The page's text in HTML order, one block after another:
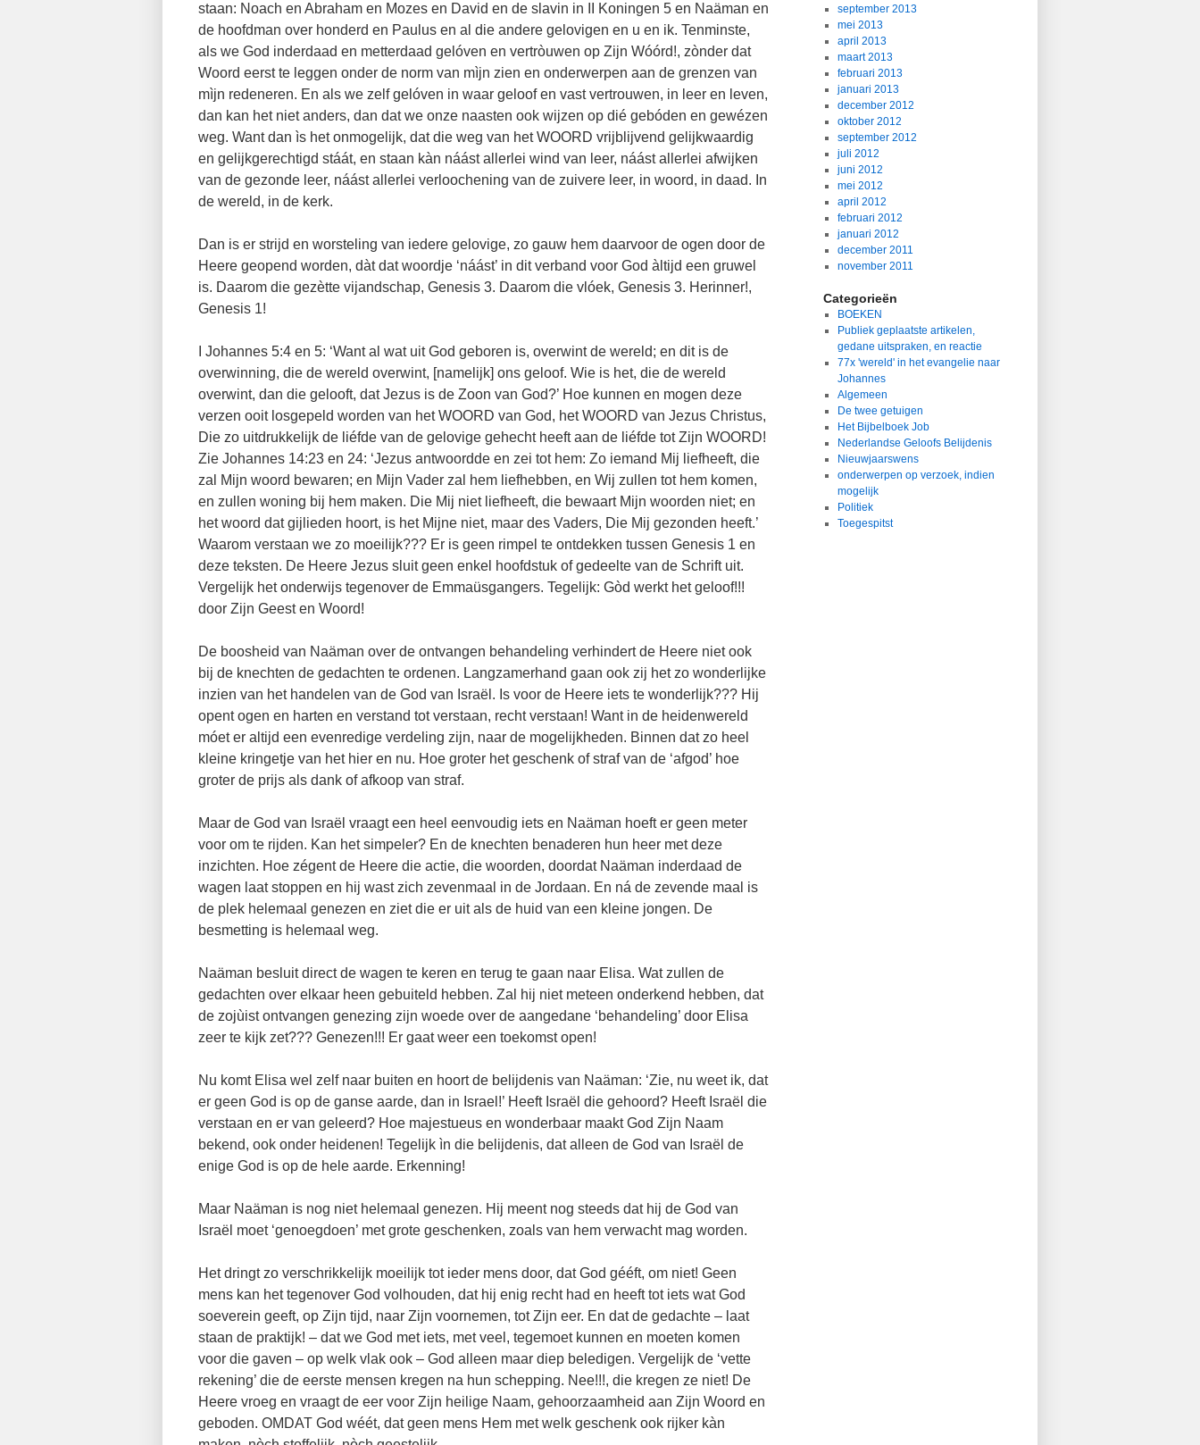
staan: Noach en Abraham en Mozes en David en de slavin in II Koningen 5 en Naäman en
de hoofdman over honderd en Paulus en al die andere gelovigen en u en ik. Tenminste,
als we God inderdaad en metterdaad gelóven en vertròuwen op Zijn Wóórd!, zònder dat
Woord eerst te leggen onder de norm van mìjn zien en onderwerpen aan de grenzen van
mìjn redeneren. En als we zelf gelóven in waar geloof en vast vertrouwen, in leer en leven,
dan kan het niet anders, dan dat we onze naasten ook wijzen op dié gebóden en gewézen
weg. Want dan ìs het onmogelijk, dat die weg van het WOORD vrijblijvend gelijkwaardig
en gelijkgerechtigd stáát, en staan kàn náást allerlei wind van leer, náást allerlei afwijken
van de gezonde leer, náást allerlei verloochening van de zuivere leer, in woord, in daad. In
de wereld, in de kerk.
Dan is er strijd en worsteling van iedere gelovige, zo gauw hem daarvoor de ogen door de
Heere geopend worden, dàt dat woordje ‘náást’ in dit verband voor God àltijd een gruwel
is. Daarom die gezètte vijandschap, Genesis 3. Daarom die vlóek, Genesis 3. Herinner!,
Genesis 1!
I Johannes 5:4 en 5: ‘Want al wat uit God geboren is, overwint de wereld; en dit is de
overwinning, die de wereld overwint, [namelijk] ons geloof. Wie is het, die de wereld
overwint, dan die gelooft, dat Jezus is de Zoon van God?’ Hoe kunnen en mogen deze
verzen ooit losgepeld worden van het WOORD van God, het WOORD van Jezus Christus,
Die zo uitdrukkelijk de liéfde van de gelovige gehecht heeft aan de liéfde tot Zijn WOORD!
Zie Johannes 14:23 en 24: ‘Jezus antwoordde en zei tot hem: Zo iemand Mij liefheeft, die
zal Mijn woord bewaren; en Mijn Vader zal hem liefhebben, en Wij zullen tot hem komen,
en zullen woning bij hem maken. Die Mij niet liefheeft, die bewaart Mijn woorden niet; en
het woord dat gijlieden hoort, is het Mijne niet, maar des Vaders, Die Mij gezonden heeft.’
Waarom verstaan we zo moeilijk??? Er is geen rimpel te ontdekken tussen Genesis 1 en
deze teksten. De Heere Jezus sluit geen enkel hoofdstuk of gedeelte van de Schrift uit.
Vergelijk het onderwijs tegenover de Emmaüsgangers. Tegelijk: Gòd werkt het geloof!!!
door Zijn Geest en Woord!
De boosheid van Naäman over de ontvangen behandeling verhindert de Heere niet ook
bij de knechten de gedachten te ordenen. Langzamerhand gaan ook zij het zo wonderlijke
inzien van het handelen van de God van Israël. Is voor de Heere iets te wonderlijk??? Hij
opent ogen en harten en verstand tot verstaan, recht verstaan! Want in de heidenwereld
móet er altijd een evenredige verdeling zijn, naar de mogelijkheden. Binnen dat zo heel
kleine kringetje van het hier en nu. Hoe groter het geschenk of straf van de ‘afgod’ hoe
groter de prijs als dank of afkoop van straf.
Maar de God van Israël vraagt een heel eenvoudig iets en Naäman hoeft er geen meter
voor om te rijden. Kan het simpeler? En de knechten benaderen hun heer met deze
inzichten. Hoe zégent de Heere die actie, die woorden, doordat Naäman inderdaad de
wagen laat stoppen en hij wast zich zevenmaal in de Jordaan. En ná de zevende maal is
de plek helemaal genezen en ziet die er uit als de huid van een kleine jongen. De
besmetting is helemaal weg.
Naäman besluit direct de wagen te keren en terug te gaan naar Elisa. Wat zullen de
gedachten over elkaar heen gebuiteld hebben. Zal hij niet meteen onderkend hebben, dat
de zojùist ontvangen genezing zijn woede over de aangedane ‘behandeling’ door Elisa
zeer te kijk zet??? Genezen!!! Er gaat weer een toekomst open!
Nu komt Elisa wel zelf naar buiten en hoort de belijdenis van Naäman: ‘Zie, nu weet ik, dat
er geen God is op de ganse aarde, dan in Israel!’ Heeft Israël die gehoord? Heeft Israël die
verstaan en er van geleerd? Hoe majestueus en wonderbaar maakt God Zijn Naam
bekend, ook onder heidenen! Tegelijk ìn die belijdenis, dat alleen de God van Israël de
enige God is op de hele aarde. Erkenning!
Maar Naäman is nog niet helemaal genezen. Hij meent nog steeds dat hij de God van
Israël moet ‘genoegdoen’ met grote geschenken, zoals van hem verwacht mag worden.
Het dringt zo verschrikkelijk moeilijk tot ieder mens door, dat God gééft, om niet! Geen
mens kan het tegenover God volhouden, dat hij enig recht had en heeft tot iets wat God
soeverein geeft, op Zijn tijd, naar Zijn voornemen, tot Zijn eer. En dat de gedachte – laat
staan de praktijk! – dat we God met iets, met veel, tegemoet kunnen en moeten komen
voor die gaven – op welk vlak ook – God alleen maar diep beledigen. Vergelijk de ‘vette
rekening’ die de eerste mensen kregen na hun schepping. Nee!!!, die kregen ze niet! De
Heere vroeg en vraagt de eer voor Zijn heilige Naam, gehoorzaamheid aan Zijn Woord en
geboden. OMDAT God wéét, dat geen mens Hem met welk geschenk ook rijker kàn
september 2013
mei 2013
april 2013
maart 2013
februari 2013
januari 2013
december 2012
oktober 2012
september 2012
juli 2012
juni 2012
mei 2012
april 2012
februari 2012
januari 2012
december 2011
november 2011
Categorieën
BOEKEN
Publiek geplaatste artikelen,
gedane uitspraken, en reactie
77x 'wereld' in het evangelie naar
Johannes
Algemeen
De twee getuigen
Het Bijbelboek Job
Nederlandse Geloofs Belijdenis
Nieuwjaarswens
onderwerpen op verzoek, indien
mogelijk
Politiek
Toegespitst